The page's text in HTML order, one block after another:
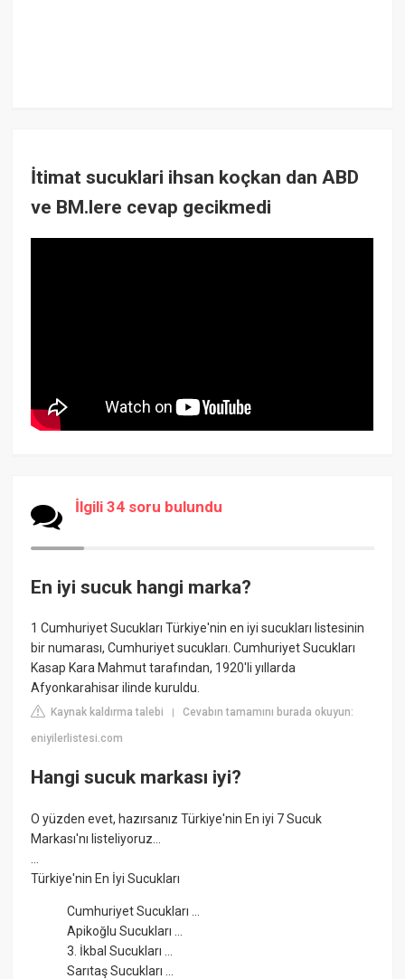
İtimat sucuklari ihsan koçkan dan ABD
ve BM.lere cevap gecikmedi
İlgili 34 soru bulundu
En iyi sucuk hangi marka?
1 Cumhuriyet Sucukları Türkiye'nin en iyi sucukları listesinin
bir numarası, Cumhuriyet sucukları. Cumhuriyet Sucukları
Kasap Kara Mahmut tarafından, 1920'li yıllarda
Afyonkarahisar ilinde kuruldu.
Kaynak kaldırma talebi |Cevabın tamamını burada okuyun:
eniyilerlistesi.com
Hangi sucuk markası iyi?
O yüzden evet, hazırsanız Türkiye'nin En iyi 7 Sucuk
Markası'nı listeliyoruz…
Türkiye'nin En İyi Sucukları
Cumhuriyet Sucukları ...
Apikoğlu Sucukları ...
3. İkbal Sucukları ...
Sarıtaş Sucukları ...